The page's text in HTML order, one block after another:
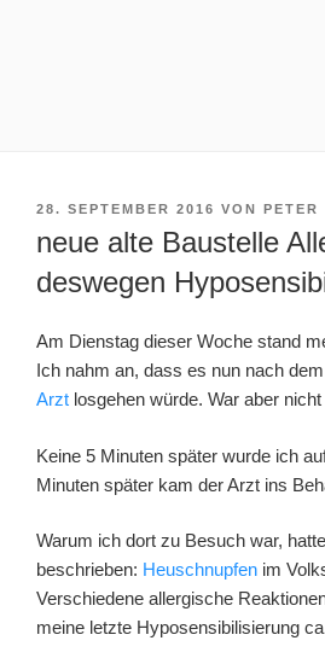
VERÖFFENTLICHT
28. SEPTEMBER 2016 VON PETER
neue alte Baustelle
deswegen
Am Dienstag dieser Woche stand
Ich nahm an, dass es nun nach dem
Arzt losgehen würde. War aber nicht
Keine 5 Minuten später wurde ich
Minuten später kam der Arzt ins
Warum ich dort zu Besuch war,
beschrieben: Heuschnupfen im
Verschiedene allergische
meine letzte Hyposensibilisierung